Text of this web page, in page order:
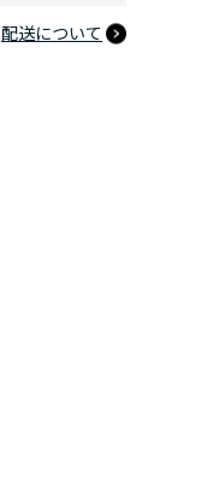
配送について